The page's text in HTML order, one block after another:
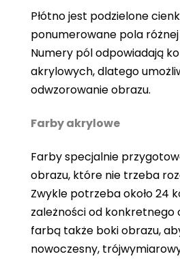
Płótno jest podzielone
ponumerowane pola różnej
Numery pól odpowiadają
akrylowych, dlatego
odwzorowanie obrazu.
Farby akrylowe
Farby specjalnie
obrazu, które nie trzeba
Zwykle potrzeba około 24
zależności od konkretnego
farbą także boki obrazu,
nowoczesny,